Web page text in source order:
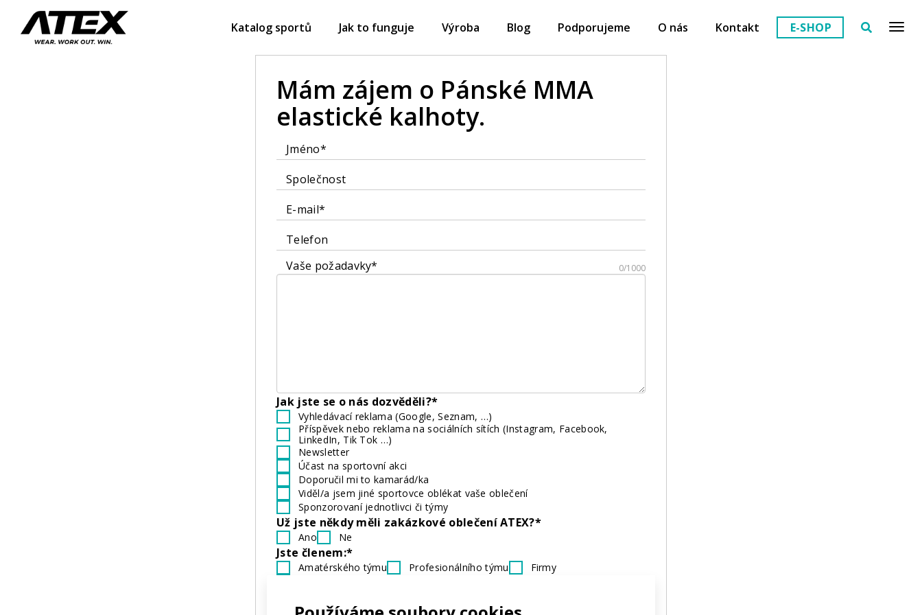
Katalog sportů Jak to funguje Výroba Blog Podporujeme O nás Kontakt E-SHOP
Mám zájem o Pánské MMA
elastické kalhoty.
Jméno*
Společnost
E-mail*
Telefon
Vaše požadavky*
0/1000
Jak jste se o nás dozvěděli?*
Vyhledávací reklama (Google, Seznam, …)
Příspěvek nebo reklama na sociálních sítích (Instagram, Facebook,
LinkedIn, Tik Tok …)
Newsletter
Účast na sportovní akci
Doporučil mi to kamarád/ka
Viděl/a jsem jiné sportovce oblékat vaše oblečení
Sponzorovaní jednotlivci či týmy
Už jste někdy měli zakázkové oblečení ATEX?*
Ano Ne
Jste členem:*
Amatérského týmu Profesionálního týmu
Firmy